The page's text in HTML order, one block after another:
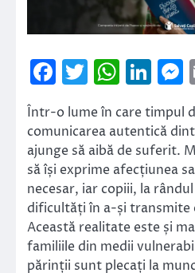
Facebook
Twitter
Într-o lume în care timpul
comunicarea autentică
ajunge să aibă de suferit.
să își exprime afecțiunea
necesar, iar copiii, la
dificultăți în a-și transmite
Această realitate este și
familiile din medii
părinții sunt plecați la